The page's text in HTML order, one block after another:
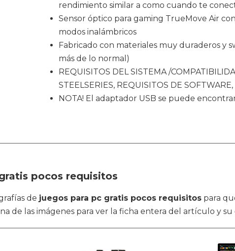
rendimiento similar a como cuando te
Sensor óptico para gaming TrueMove Air
modos inalámbricos
Fabricado con materiales muy duraderos y
más de lo normal)
REQUISITOS DEL SISTEMA /
STEELSERIES, REQUISITOS DE
NOTA! El adaptador USB se puede
pocos requisitos
de juegos para pc gratis pocos requisitos para
de las imágenes para ver la ficha entera del artículo y su